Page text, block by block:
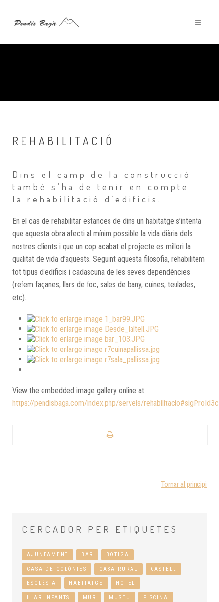
REHABILITACIÓ
Dins el camp de la construcció
també s’ha de tenir en compte
la rehabilitació d’edificis.
En el cas de rehabilitar estances de dins un habitatge s’intenta
que aquesta obra afecti al mínim possible la vida diària dels
nostres clients i que un cop acabat el projecte es millori la
qualitat de vida d’aquests. Seguint aquesta filosofia, rehabilitem
tot tipus d’edificis i cadascuna de les seves dependències
(refem façanes, llars de foc, sales de bany, cuines, teulades,
etc).
View the embedded image gallery online at:
https://pendisbaga.com/index.php/serveis/
Tornar al principi
CERCADOR PER ETIQUETES
AJUNTAMENT BAR BOTIGA
CASA DE COLÒNIES CASA RURAL CASTELL
ESGLÉSIA HABITATGE HOTEL
LLAR INFANTS MUR MUSEU PISCINA